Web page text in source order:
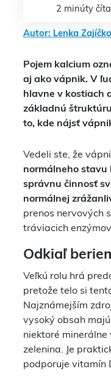
2 minúty
Autor: Lenka
Pojem kalcium
aj ako vápnik. V
hlavne v kostiach
základnú
to, kde nájsť
Vedeli ste, že
normálneho stavu
správnu činnosť
normálnej
prenos nervových
tráviacich
Odkiaľ
Veľkú rolu hrá
pretože telo si
Najznámejším
vysoký obsah
niektoré
zelenina. Je
podporuje vitamín